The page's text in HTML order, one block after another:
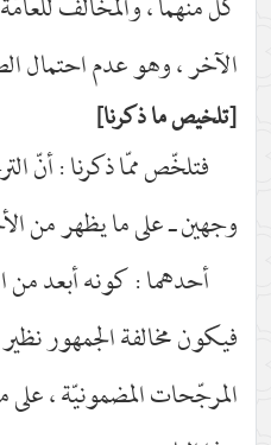
كلّ منهما ، والمخالف
الآخر ، وهو عدم احتمال
تلخيص ما ذكرنا
فتلخّص ممّا ذكرنا : أنّ
وجهين ـ على ما يظهر من
أحدهما : كونه أبعد من
فيكون مخالفة الجمهور
المرجّحات المضمونيّة ،